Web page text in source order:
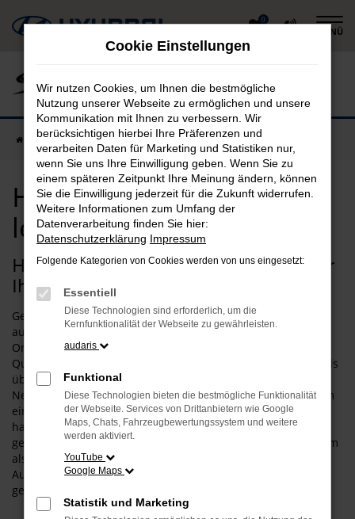
Zum
Hauptinhalt
0
MENÜ
Startseite Hyundai Hyundai INSTER kaufen, leasen, finanzieren
Hyundai INSTER kaufen,
leasen, finanzieren
Hyundai INSTER – unser Vorschlag für
Ihre Mobilität
Gestatten, Hyundai INSTER. Gerne stellen wir Ihnen dieses
außergewöhnliche Fahrzeug vor und lassen Sie bei uns vor
Ort einsteigen. Wir tun dies, weil wir voll und ganz von der
Qualität des Herstellers und der Güte speziell dieses Modells
überzeugt sind. In unserem Sortiment finden Sie sowohl
Neuwagen als auch eine Tageszulassung, bei der es sich um
einen Neuwagen zu einem besonders günstigen Preis
handelt. Wer eher auf Gebrauchte setzt, findet einen
gebrauchten Hyundai INSTER sowohl in der klassischen Form
als auch als jungen Jahreswagen. Mit anderen Worten: im
Autocenter Schneider schöpfen Sie aus dem Vollen und
gelangen ganz sicher an Ihren Hyundai INSTER.
Cookie Einstellungen
Wir nutzen Cookies, um Ihnen die bestmögliche
Nutzung unserer Webseite zu ermöglichen und unsere
Kommunikation mit Ihnen zu verbessern. Wir
berücksichtigen hierbei Ihre Präferenzen und
verarbeiten Daten für Marketing und Statistiken nur,
wenn Sie uns Ihre Einwilligung geben. Wenn Sie zu
einem späteren Zeitpunkt Ihre Meinung ändern, können
Sie die Einwilligung jederzeit für die Zukunft widerrufen.
Weitere Informationen zum Umfang der
Datenverarbeitung finden Sie hier:
Datenschutzerklärung Impressum
Folgende Kategorien von Cookies werden von uns eingesetzt:
Essentiell
Diese Technologien sind erforderlich, um die
Kernfunktionalität der Webseite zu gewährleisten.
audaris
Funktional
Diese Technologien bieten die bestmögliche Funktionalität
der Webseite. Services von Drittanbietern wie Google
Maps, Chats, Fahrzeugbewertungssystem und weitere
werden aktiviert.
YouTube
Google Maps
Statistik und Marketing